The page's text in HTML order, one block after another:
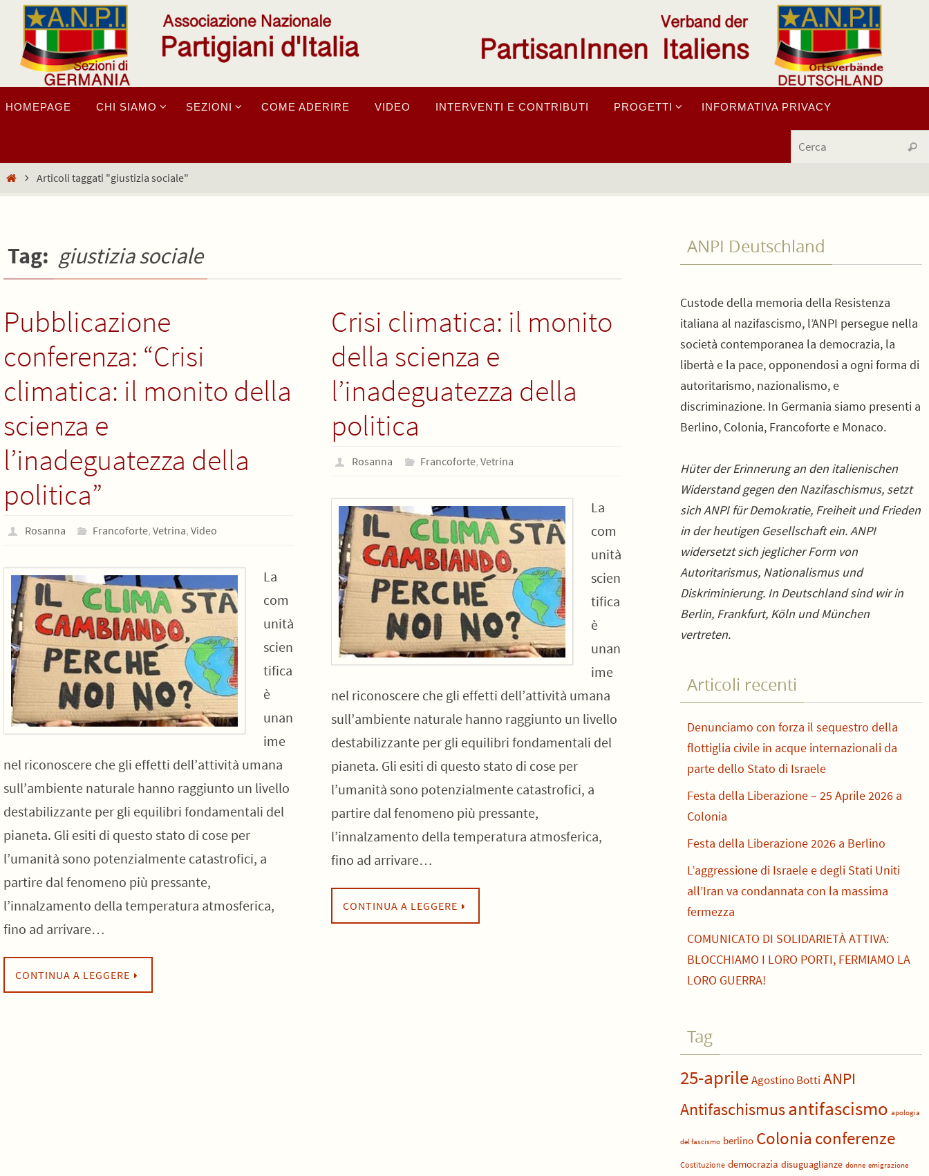
Salta
contenuto
alHOMEPAGE CHI SIAMO SEZIONI COME ADERIRE VIDEO INTERVENTI E CONTRIBUTI PROGETTI INFORMATIVA PRIVACY
Cerca
HomeArticoli taggati "giustizia sociale"
Tag: giustizia sociale
Pubblicazione
conferenza: “Crisi
climatica: il monito della
scienza e
l’inadeguatezza della
politica”
Rosanna Francoforte,Vetrina,Video
La
com
unità
scien
tifica
è
unan
ime
nel riconoscere che gli effetti dell’attività umana
sull’ambiente naturale hanno raggiunto un livello
destabilizzante per gli equilibri fondamentali del
pianeta. Gli esiti di questo stato di cose per
l’umanità sono potenzialmente catastrofici, a
partire dal fenomeno più pressante,
l’innalzamento della temperatura atmosferica,
fino ad arrivare…
CONTINUA A LEGGERE
Crisi climatica: il monito
della scienza e
l’inadeguatezza della
politica
Rosanna Francoforte,Vetrina
La
com
unità
scien
tifica
è
unan
ime
nel riconoscere che gli effetti dell’attività umana
sull’ambiente naturale hanno raggiunto un livello
destabilizzante per gli equilibri fondamentali del
pianeta. Gli esiti di questo stato di cose per
l’umanità sono potenzialmente catastrofici, a
partire dal fenomeno più pressante,
l’innalzamento della temperatura atmosferica,
fino ad arrivare…
CONTINUA A LEGGERE
ANPI Deutschland
Custode della memoria della Resistenza
italiana al nazifascismo, l’ANPI persegue nella
società contemporanea la democrazia, la
libertà e la pace, opponendosi a ogni forma di
autoritarismo, nazionalismo, e
discriminazione. In Germania siamo presenti a
Berlino, Colonia, Francoforte e Monaco.
Hüter der Erinnerung an den italienischen
Widerstand gegen den Nazifaschismus, setzt
sich ANPI für Demokratie, Freiheit und Frieden
in der heutigen Gesellschaft ein. ANPI
widersetzt sich jeglicher Form von
Autoritarismus, Nationalismus und
Diskriminierung. In Deutschland sind wir in
Berlin, Frankfurt, Köln und München
vertreten.
Articoli recenti
Denunciamo con forza il sequestro della
flottiglia civile in acque internazionali da
parte dello Stato di Israele
Festa della Liberazione – 25 Aprile 2026 a
Colonia
Festa della Liberazione 2026 a Berlino
L’aggressione di Israele e degli Stati Uniti
all’Iran va condannata con la massima
fermezza
COMUNICATO DI SOLIDARIETÀ ATTIVA:
BLOCCHIAMO I LORO PORTI, FERMIAMO LA
LORO GUERRA!
Tag
25-aprileAgostino Botti ANPI
Antifaschismusantifascismo apologia
del fascismo berlino Colonia conferenze
Costituzione democrazia disuguaglianze donne emigrazione